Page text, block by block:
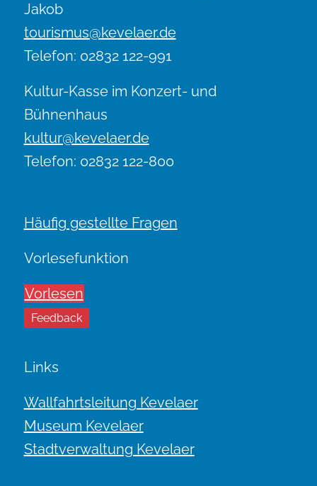
Jakob
tourismus@kevelaer.de
Telefon: 02832 122-991
Kultur-Kasse im Konzert- und
Bühnenhaus
kultur@kevelaer.de
Telefon: 02832 122-800
Häufig gestellte Fragen
Vorlesefunktion
Vorlesen
Feedback
Links
Wallfahrtsleitung Kevelaer
Museum Kevelaer
Stadtverwaltung Kevelaer